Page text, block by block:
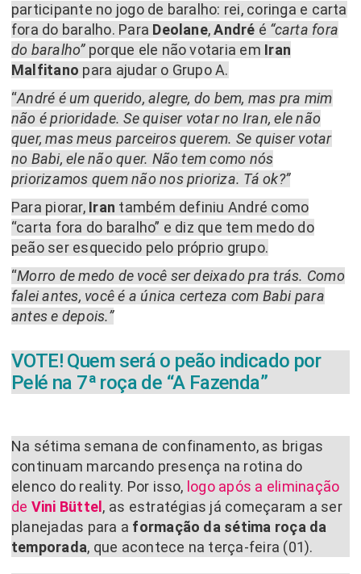
participante no jogo de baralho: rei, coringa e carta
fora do baralho. Para Deolane,André é “carta fora
do baralho”porque ele não votaria em Iran
Malfitano para ajudar o Grupo A.
“André é um querido, alegre, do bem, mas pra mim
não é prioridade. Se quiser votar no Iran, ele não
quer, mas meus parceiros querem. Se quiser votar
no Babi, ele não quer. Não tem como nós
priorizamos quem não nos prioriza. Tá ok?”
Para piorar, Iran também definiu André como
“carta fora do baralho” e diz que tem medo do
peão ser esquecido pelo próprio grupo.
“Morro de medo de você ser deixado pra trás. Como
falei antes, você é a única certeza com Babi para
antes e depois.”
VOTE! Quem será o peão indicado por
Pelé na 7ª roça de “A Fazenda”
Na sétima semana de confinamento, as brigas
continuam marcando presença na rotina do
elenco do reality. Por isso, logo após a eliminação
de Vini Büttel , as estratégias já começaram a ser
planejadas para a formação da sétima roça da
temporada, que acontece na terça-feira (01).